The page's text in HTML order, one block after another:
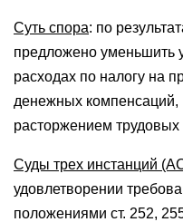
Суть спора: по
предложено уменьшить
расходах по налогу на
денежных
расторжением трудовых
Суды трех инстанций
удовлетворении
положениями ст. 252,